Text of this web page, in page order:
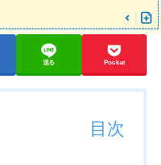
送る Pocket
目次